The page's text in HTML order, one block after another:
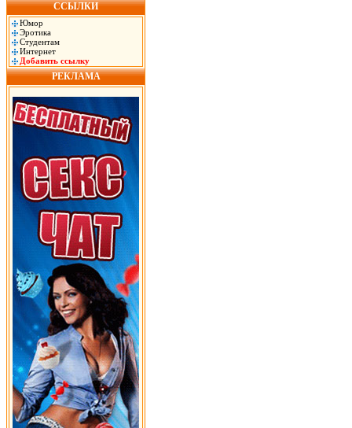
ССЫЛКИ
Юмор
Эротика
Студентам
Интернет
Добавить ссылку
РЕКЛАМА